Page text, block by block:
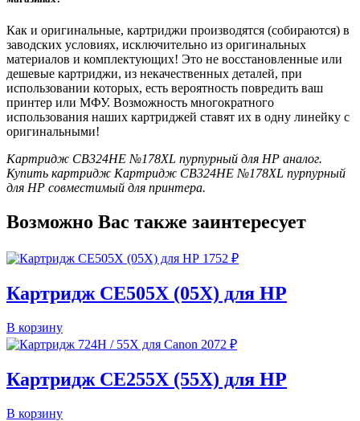
Как и оригинальные, картриджи производятся (собираются) в
заводских условиях, исключительно из оригинальных
материалов и комплектующих! Это не восстановленные или
дешевые картриджи, из некачественных деталей, при
использовании которых, есть вероятность повредить ваш
принтер или МФУ. Возможность многократного
использования наших картриджей ставят их в одну линейку с
оригинальными!
Картридж CB324HE №178XL пурпурный для HP аналог.
Купить картридж Картридж CB324HE №178XL пурпурный
для HP совместимый для принтера.
Возможно Вас также заинтересует
1752 ₽
Картридж CE505X (05X) для HP
В корзину
2072 ₽
Картридж CE255X (55X) для HP
В корзину